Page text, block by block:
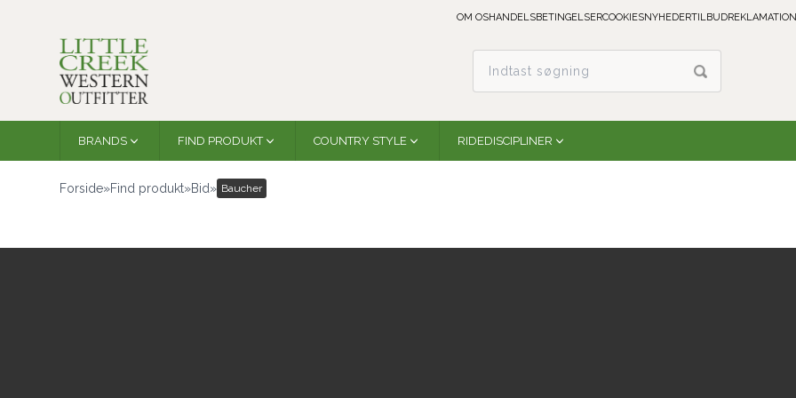
OM OSHANDELSBETINGELSERCOOKIESNYHEDERTILBUD
BRANDS FIND PRODUKT COUNTRY STYLE RIDEDISCIPLINER
Forside»Find produkt»Bid» Baucher